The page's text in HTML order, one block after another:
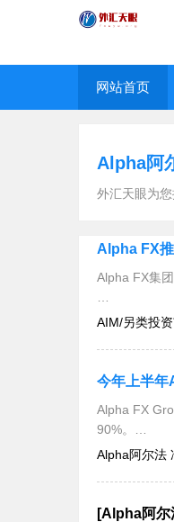
网站首页
Alpha阿
外汇天眼为
Alpha FX
Alpha FX集
AIM/另类投
今年上半年
Alpha FX
90%。
该公司表示
Alpha阿尔法
[Alpha阿尔